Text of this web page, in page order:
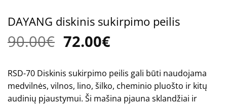
DAYANG diskinis sukirpimo peilis
90.00€ Original
was:
90.00€.
72.00€Current
is:
72.00€.
RSD-70 Diskinis sukirpimo peilis gali būti naudojama
medvilnės, vilnos, lino, šilko, cheminio pluošto ir kitų
audinių pjaustymui. Ši mašina pjauna sklandžiai ir